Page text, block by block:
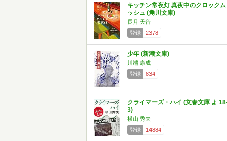
キッチン常夜灯 真夜中のクロックム
ッシュ (角川文庫)
長月 天音
登録
2378
少年 (新潮文庫)
川端 康成
登録
834
クライマーズ・ハイ (文春文庫 よ
3)
横山 秀夫
登録
14884